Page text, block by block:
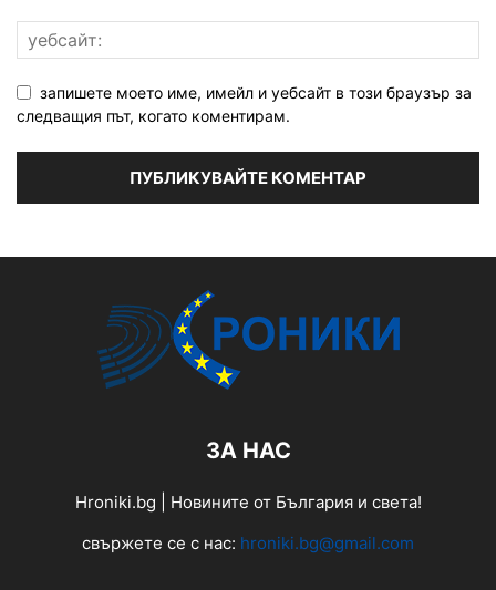
запишете моето име, имейл и уебсайт в този браузър за
следващия път, когато коментирам.
ЗА НАС
Hroniki.bg | Новините от България и света!
свържете се с нас: hroniki.bg@gmail.com